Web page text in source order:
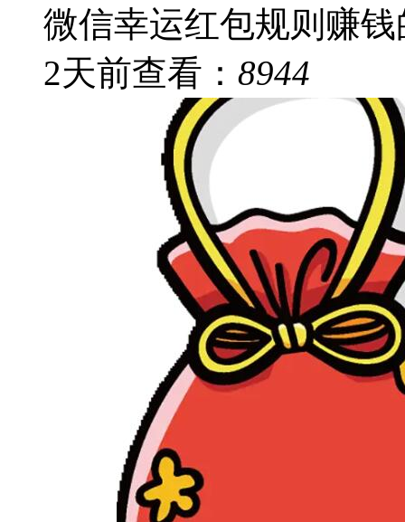
微信幸运红包规则赚
2天前查看： 8944